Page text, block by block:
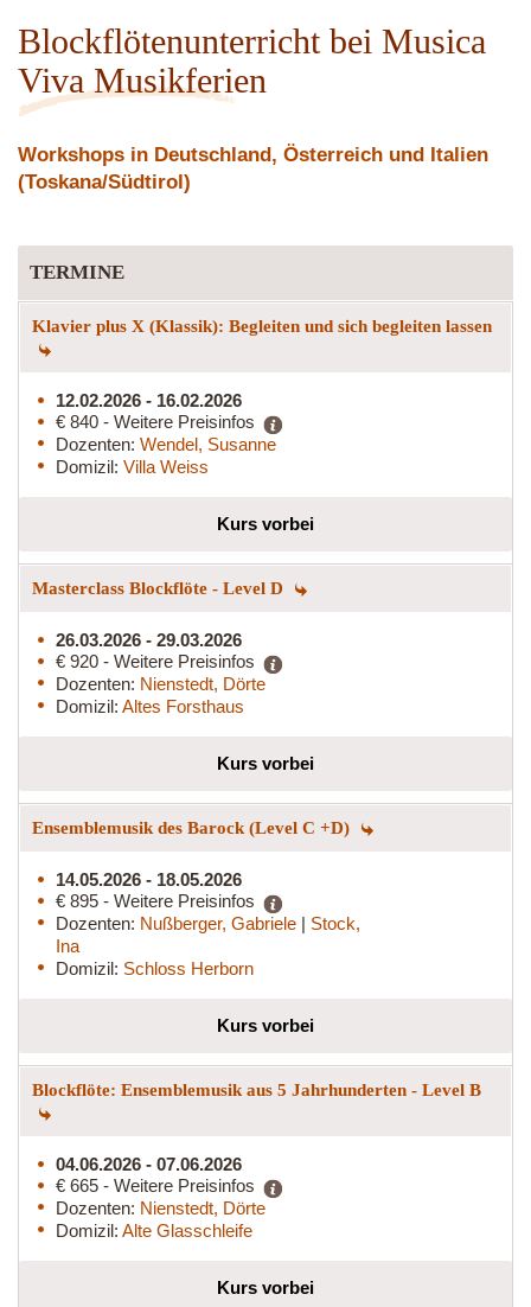
Blockflötenunterricht bei Musica
Viva Musikferien
Workshops in Deutschland, Österreich und Italien
(Toskana/Südtirol)
TERMINE
Klavier plus X (Klassik): Begleiten und sich begleiten lassen
12.02.2026 - 16.02.2026
€ 840 - Weitere Preisinfos
Dozenten: Wendel, Susanne
Domizil: Villa Weiss
Kurs vorbei
Masterclass Blockflöte - Level D
26.03.2026 - 29.03.2026
€ 920 - Weitere Preisinfos
Dozenten: Nienstedt, Dörte
Domizil: Altes Forsthaus
Kurs vorbei
Ensemblemusik des Barock (Level C +D)
14.05.2026 - 18.05.2026
€ 895 - Weitere Preisinfos
Dozenten: Nußberger, Gabriele | Stock,
Ina
Domizil: Schloss Herborn
Kurs vorbei
Blockflöte: Ensemblemusik aus 5 Jahrhunderten - Level B
04.06.2026 - 07.06.2026
€ 665 - Weitere Preisinfos
Dozenten: Nienstedt, Dörte
Domizil: Alte Glasschleife
Kurs vorbei